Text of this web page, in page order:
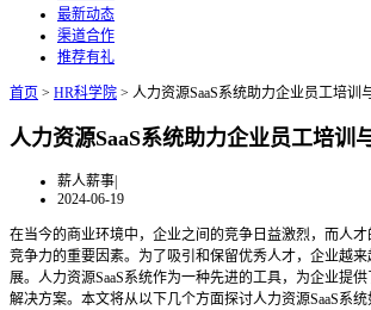
最新动态
渠道合作
推荐有礼
首页 > HR科学院 > 人力资源SaaS系统助力企业员工培训
人力资源SaaS系统助力企业员工培训
薪人薪事|
2024-06-19
在当今的商业环境中，企业之间的竞争日益激烈，而人
竞争力的重要因素。为了吸引和保留优秀人才，企业越
展。人力资源SaaS系统作为一种先进的工具，为企业提
解决方案。本文将从以下几个方面探讨人力资源SaaS系